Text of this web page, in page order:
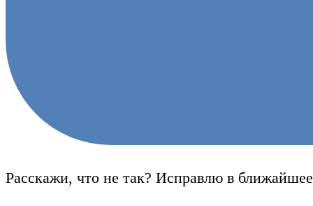
Расскажи, что не так? Исправлю в